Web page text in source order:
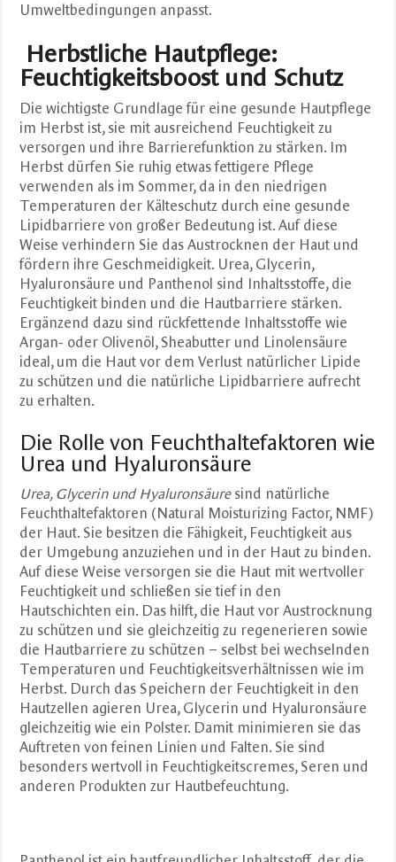
Umweltbedingungen anpasst.
Herbstliche Hautpflege:
Feuchtigkeitsboost und Schutz
Die wichtigste Grundlage für eine gesunde Hautpflege
im Herbst ist, sie mit ausreichend Feuchtigkeit zu
versorgen und ihre Barrierefunktion zu stärken. Im
Herbst dürfen Sie ruhig etwas fettigere Pflege
verwenden als im Sommer, da in den niedrigen
Temperaturen der Kälteschutz durch eine gesunde
Lipidbarriere von großer Bedeutung ist. Auf diese
Weise verhindern Sie das Austrocknen der Haut und
fördern ihre Geschmeidigkeit. Urea, Glycerin,
Hyaluronsäure und Panthenol sind Inhaltsstoffe, die
Feuchtigkeit binden und die Hautbarriere stärken.
Ergänzend dazu sind rückfettende Inhaltsstoffe wie
Argan- oder Olivenöl, Sheabutter und Linolensäure
ideal, um die Haut vor dem Verlust natürlicher Lipide
zu schützen und die natürliche Lipidbarriere aufrecht
zu erhalten.
Die Rolle von Feuchthaltefaktoren wie
Urea und Hyaluronsäure
Urea, Glycerin und Hyaluronsäuresind natürliche
Feuchthaltefaktoren (Natural Moisturizing Factor, NMF)
der Haut. Sie besitzen die Fähigkeit, Feuchtigkeit aus
der Umgebung anzuziehen und in der Haut zu binden.
Auf diese Weise versorgen sie die Haut mit wertvoller
Feuchtigkeit und schließen sie tief in den
Hautschichten ein. Das hilft, die Haut vor Austrocknung
zu schützen und sie gleichzeitig zu regenerieren sowie
die Hautbarriere zu schützen – selbst bei wechselnden
Temperaturen und Feuchtigkeitsverhältnissen wie im
Herbst. Durch das Speichern der Feuchtigkeit in den
Hautzellen agieren Urea, Glycerin und Hyaluronsäure
gleichzeitig wie ein Polster. Damit minimieren sie das
Auftreten von feinen Linien und Falten. Sie sind
besonders wertvoll in Feuchtigkeitscremes, Seren und
anderen Produkten zur Hautbefeuchtung.